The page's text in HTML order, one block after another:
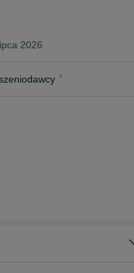
opakowanie felg.
oraz techniczny (brak
opon. Ułatwi to
ZWROTOWI.
2026